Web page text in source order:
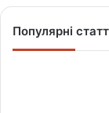
Популярні